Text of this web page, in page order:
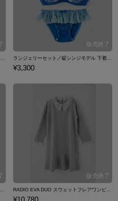
ランジェリーセット／碇シンジモデル 下着 エヴァンゲリオン
¥3,300
RADIO EVA DUO スウェットフレアワンピース 綾波レイ モデル エヴァンゲリオン
¥10,780